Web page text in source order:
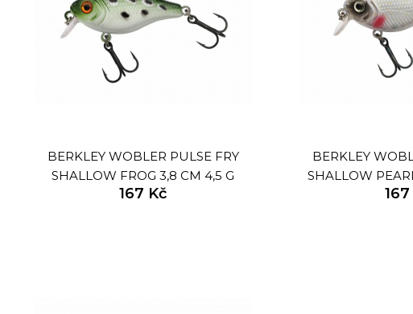
BERKLEY WOBLER PULSE FRY
SHALLOW FROG 3,8 CM 4,5 G
167 Kč
BERKLEY
SHALLOW
4,5